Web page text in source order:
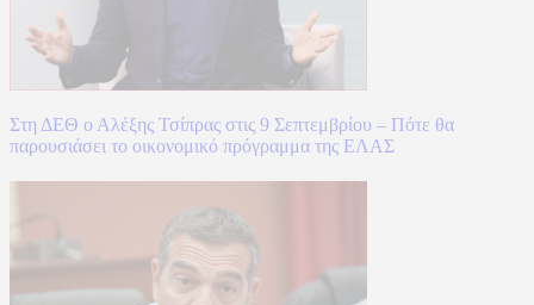
Στη ΔΕΘ ο Αλέξης Τσίπρας στις 9 Σεπτεμβρίου – Πότε θα
παρουσιάσει το οικονομικό πρόγραμμα της ΕΛΑΣ